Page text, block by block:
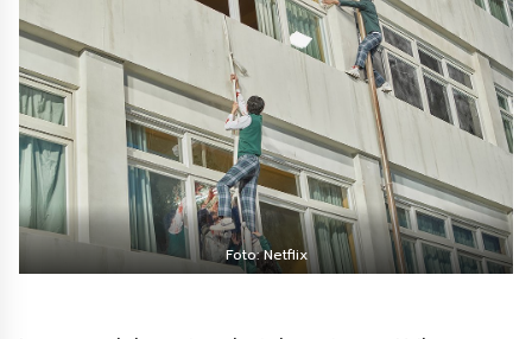
Foto: Netflix